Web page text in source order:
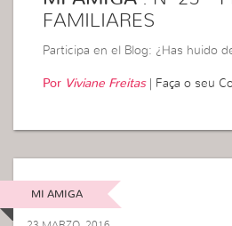
FAMILIARES
Participa en el Blog: ¿Has huido
Por Viviane Freitas| Faça o seu
MI AMIGA